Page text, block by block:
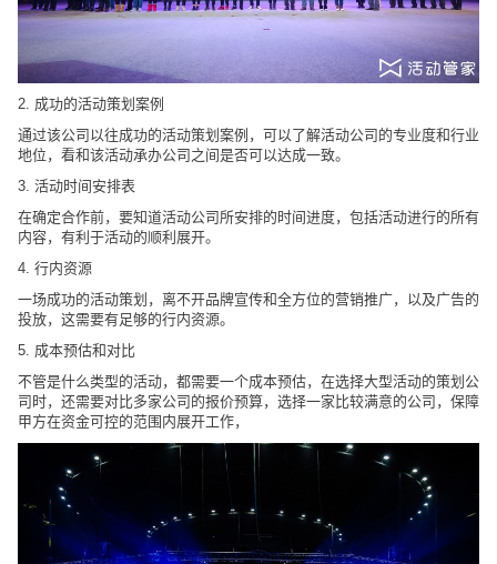
2. 成功的活动策划案例
通过该公司以往成功的活动策划案例，可以了解活动公司的专业度和行业
地位，看和该活动承办公司之间是否可以达成一致。
3. 活动时间安排表
在确定合作前，要知道活动公司所安排的时间进度，包括活动进行的所有
内容，有利于活动的顺利展开。
4. 行内资源
一场成功的活动策划，离不开品牌宣传和全方位的营销推广，以及广告的
投放，这需要有足够的行内资源。
5. 成本预估和对比
不管是什么类型的活动，都需要一个成本预估，在选择大型活动的策划公
司时，还需要对比多家公司的报价预算，选择一家比较满意的公司，保障
甲方在资金可控的范围内展开工作，